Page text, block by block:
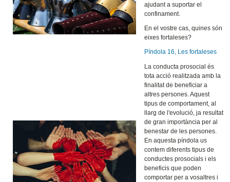
ajudant a suportar el
confinament.
En el vostre cas, quines són
eixes fortaleses?
Píndola 16, Les fortaleses
La conducta prosocial és
tota acció realitzada amb la
finalitat de beneficiar a
altres persones. Aquest
tipus de comportament, al
llarg de l'evolució, ja resultat
de gran importància per al
benestar de les persones.
En aquesta píndola us
contem diferents tipus de
conductes prosocials i els
beneficis que poden
comportar per a vosaltres i